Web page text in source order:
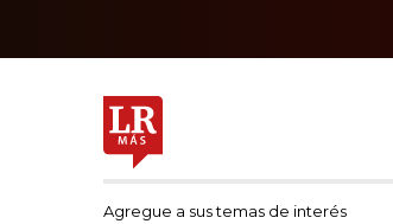
Agregue a sus temas de interés